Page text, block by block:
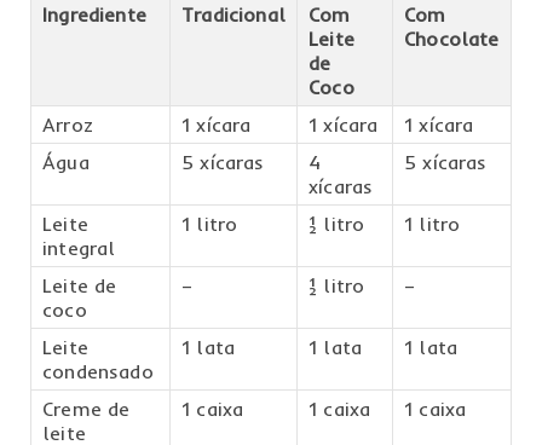
Ingrediente Tradicional
Com
Leite
de
Coco
Com
Chocolate
Arroz 1 xícara 1 xícara
1 xícara
Água
5 xícaras
4
xícaras
5 xícaras
Leite
integral
1 litro ½ litro 1 litro
Leite de
coco
– ½ litro –
Leite
condensado
1 lata 1 lata 1 lata
Creme de
leite
1 caixa 1 caixa 1 caixa